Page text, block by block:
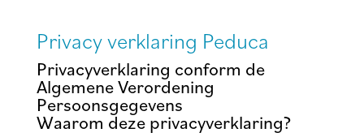
Privacy verklaring Peduca
Privacyverklaring conform de
Algemene Verordening
Persoonsgegevens
Waarom deze privacyverklaring?